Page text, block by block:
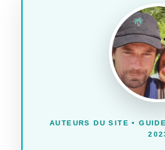
AUTEURS DU SITE •